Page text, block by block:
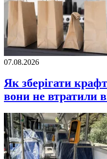
07.08.2026
Як зберігати
вони не втратили